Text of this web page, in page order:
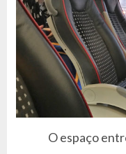
O espaço